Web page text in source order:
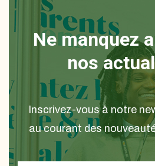
Ne manquez
nos
Inscrivez-vous à notre
au courant des